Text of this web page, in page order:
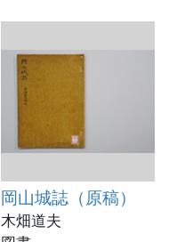
岡山城誌（原稿）
木畑道夫